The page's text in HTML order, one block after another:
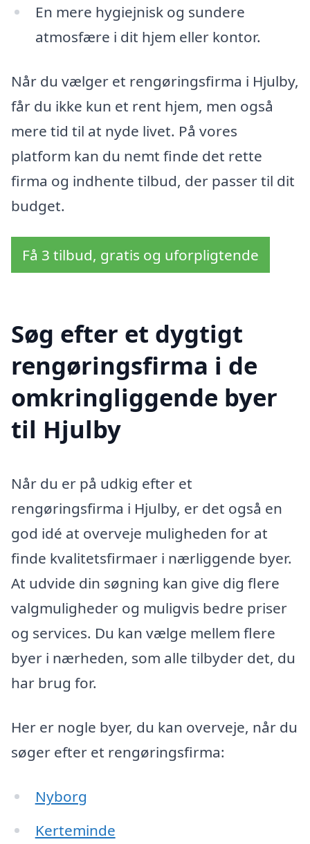
En mere hygiejnisk og sundere
atmosfære i dit hjem eller kontor.
Når du vælger et rengøringsfirma i Hjulby,
får du ikke kun et rent hjem, men også
mere tid til at nyde livet. På vores
platform kan du nemt finde det rette
firma og indhente tilbud, der passer til dit
budget.
Få 3 tilbud, gratis og uforpligtende
Søg efter et dygtigt
rengøringsfirma i de
omkringliggende byer
til Hjulby
Når du er på udkig efter et
rengøringsfirma i Hjulby, er det også en
god idé at overveje muligheden for at
finde kvalitetsfirmaer i nærliggende byer.
At udvide din søgning kan give dig flere
valgmuligheder og muligvis bedre priser
og services. Du kan vælge mellem flere
byer i nærheden, som alle tilbyder det, du
har brug for.
Her er nogle byer, du kan overveje, når du
søger efter et rengøringsfirma:
Nyborg
Kerteminde